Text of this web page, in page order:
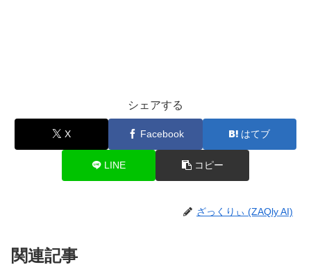
シェアする
X Facebook はてブ
LINE コピー
ざっくりぃ (ZAQly AI)
関連記事